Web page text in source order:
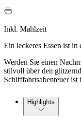
Inkl. Mahlzeit
Ein leckeres Essen ist
Werden Sie einen
stilvoll über den
Schifffahrtsabenteuer
Highlights